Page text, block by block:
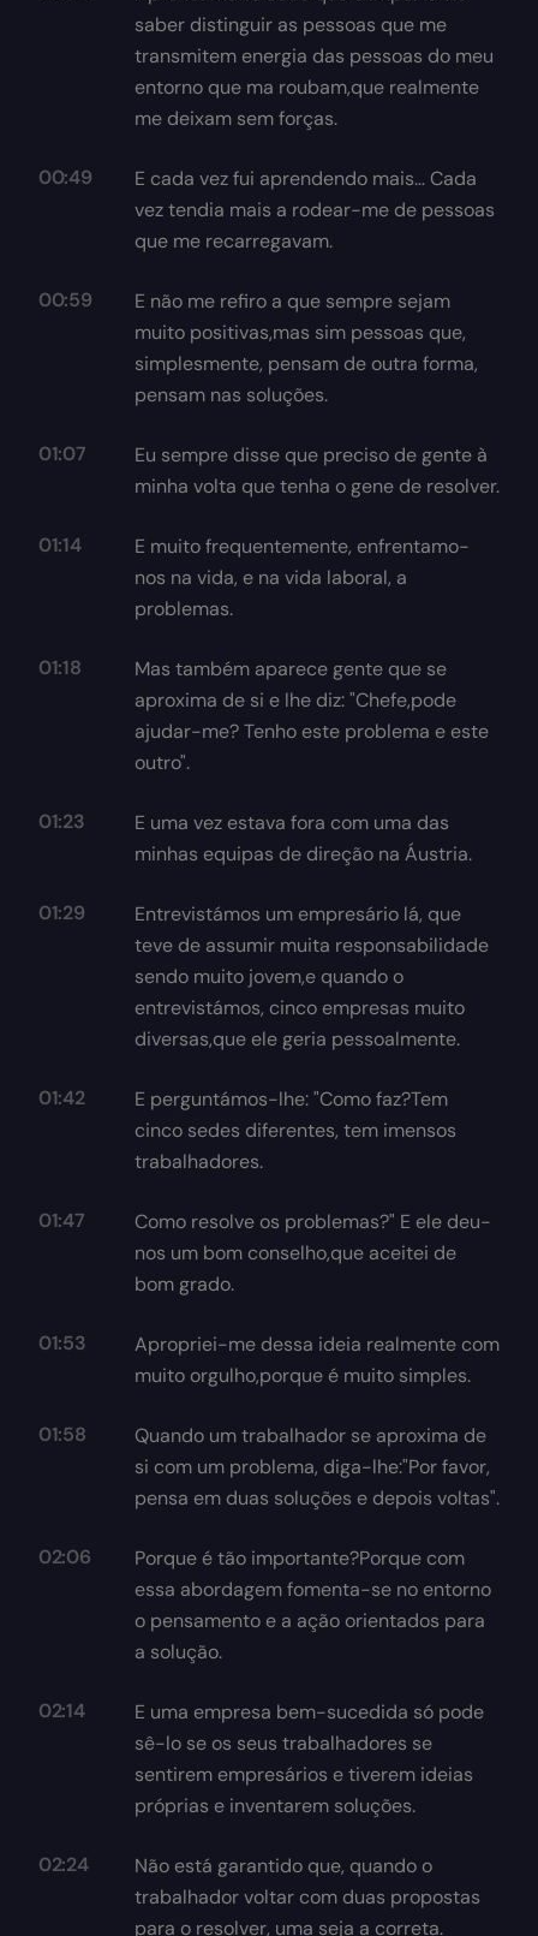
saber distinguir as pessoas que me
transmitem energia das pessoas do meu
entorno que ma roubam,que realmente
me deixam sem forças.
00:49
E cada vez fui aprendendo mais… Cada
vez tendia mais a rodear-me de pessoas
que me recarregavam.
00:59
E não me refiro a que sempre sejam
muito positivas,mas sim pessoas que,
simplesmente, pensam de outra forma,
pensam nas soluções.
01:07
Eu sempre disse que preciso de gente à
minha volta que tenha o gene de resolver.
01:14
E muito frequentemente, enfrentamo-
nos na vida, e na vida laboral, a
problemas.
01:18
Mas também aparece gente que se
aproxima de si e lhe diz: "Chefe,pode
ajudar-me? Tenho este problema e este
outro".
01:23
E uma vez estava fora com uma das
minhas equipas de direção na Áustria.
01:29
Entrevistámos um empresário lá, que
teve de assumir muita responsabilidade
sendo muito jovem,e quando o
entrevistámos, cinco empresas muito
diversas,que ele geria pessoalmente.
01:42
E perguntámos-lhe: "Como faz?Tem
cinco sedes diferentes, tem imensos
trabalhadores.
01:47
Como resolve os problemas?" E ele deu-
nos um bom conselho,que aceitei de
bom grado.
01:53
Apropriei-me dessa ideia realmente com
muito orgulho,porque é muito simples.
01:58
Quando um trabalhador se aproxima de
si com um problema, diga-lhe:"Por favor,
pensa em duas soluções e depois voltas".
02:06
Porque é tão importante?Porque com
essa abordagem fomenta-se no entorno
o pensamento e a ação orientados para
a solução.
02:14
E uma empresa bem-sucedida só pode
sê-lo se os seus trabalhadores se
sentirem empresários e tiverem ideias
próprias e inventarem soluções.
02:24
Não está garantido que, quando o
trabalhador voltar com duas propostas
para o resolver, uma seja a correta.